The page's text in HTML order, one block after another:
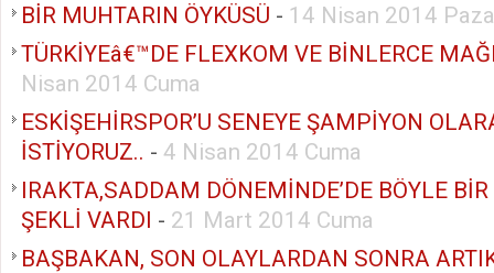
BİR MUHTARIN ÖYKÜSÜ - 14 Nisan 2014
TÜRKİYEâ€™DE FLEXKOM VE BİNLERCE
Nisan 2014 Cuma
ESKİŞEHİRSPOR’U SENEYE ŞAMPİYON
İSTİYORUZ.. - 4 Nisan 2014 Cuma
IRAKTA,SADDAM DÖNEMİNDE’DE BÖYLE
ŞEKLİ VARDI - 21 Mart 2014 Cuma
BAŞBAKAN, SON OLAYLARDAN SONRA